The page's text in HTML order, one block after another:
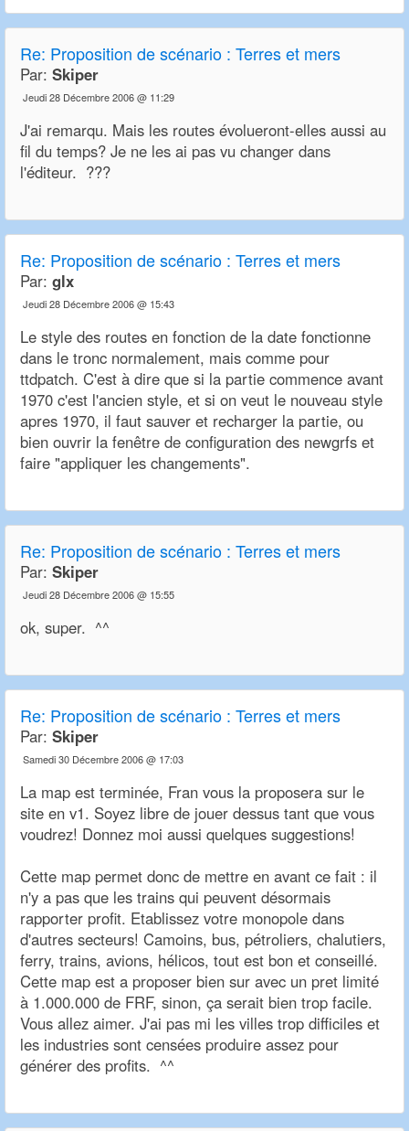
Re: Proposition de scénario : Terres et mers
Par: Skiper
Jeudi 28 Décembre 2006 @ 11:29
J'ai remarqu. Mais les routes évolueront-elles aussi au
fil du temps? Je ne les ai pas vu changer dans
l'éditeur. ???
Re: Proposition de scénario : Terres et mers
Par: glx
Jeudi 28 Décembre 2006 @ 15:43
Le style des routes en fonction de la date fonctionne
dans le tronc normalement, mais comme pour
ttdpatch. C'est à dire que si la partie commence avant
1970 c'est l'ancien style, et si on veut le nouveau style
apres 1970, il faut sauver et recharger la partie, ou
bien ouvrir la fenêtre de configuration des newgrfs et
faire "appliquer les changements".
Re: Proposition de scénario : Terres et mers
Par: Skiper
Jeudi 28 Décembre 2006 @ 15:55
ok, super. ^^
Re: Proposition de scénario : Terres et mers
Par: Skiper
Samedi 30 Décembre 2006 @ 17:03
La map est terminée, Fran vous la proposera sur le
site en v1. Soyez libre de jouer dessus tant que vous
voudrez! Donnez moi aussi quelques suggestions!
Cette map permet donc de mettre en avant ce fait : il
n'y a pas que les trains qui peuvent désormais
rapporter profit. Etablissez votre monopole dans
d'autres secteurs! Camoins, bus, pétroliers, chalutiers,
ferry, trains, avions, hélicos, tout est bon et conseillé.
Cette map est a proposer bien sur avec un pret limité
à 1.000.000 de FRF, sinon, ça serait bien trop facile.
Vous allez aimer. J'ai pas mi les villes trop difficiles et
les industries sont censées produire assez pour
générer des profits. ^^